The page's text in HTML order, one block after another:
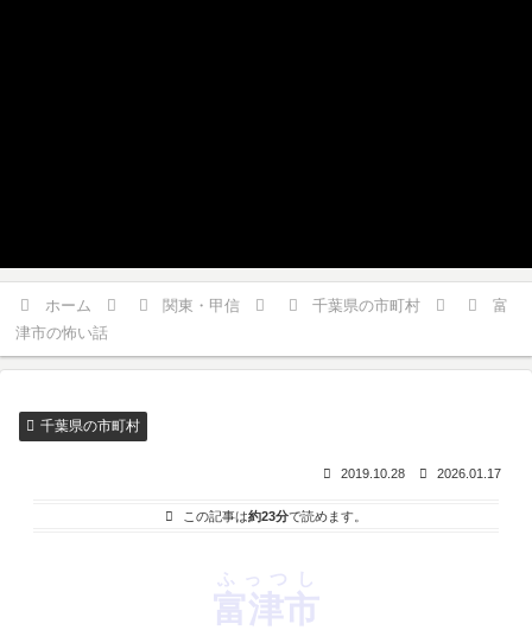
ホーム 関東・甲信 千葉県の市町村
富
津市の怖い話
千葉県の市町村
2019.10.28 2026.01.17
この記事は約23分で読めます。
富津市
ふっつし